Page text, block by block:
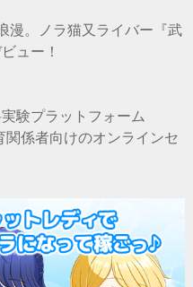
漫。ノラ猫又ライバー『武
ュー！
験プラットフォーム
関係者向けのオンラインセ